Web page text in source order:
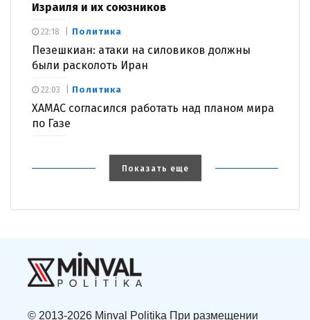
Израиля и их союзников
Политика
Пезешкиан: атаки на силовиков должны
были расколоть Иран
22:18
Политика
ХАМАС согласился работать над планом мира
по Газе
22:03
Показать еще
© 2013-2026 Minval Politika При размещении